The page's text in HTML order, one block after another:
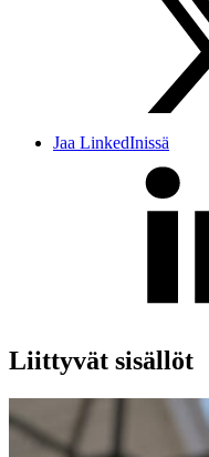
Jaa LinkedInissä
Liittyvät sisällöt